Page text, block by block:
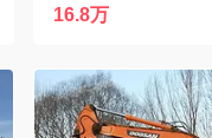
16.8万